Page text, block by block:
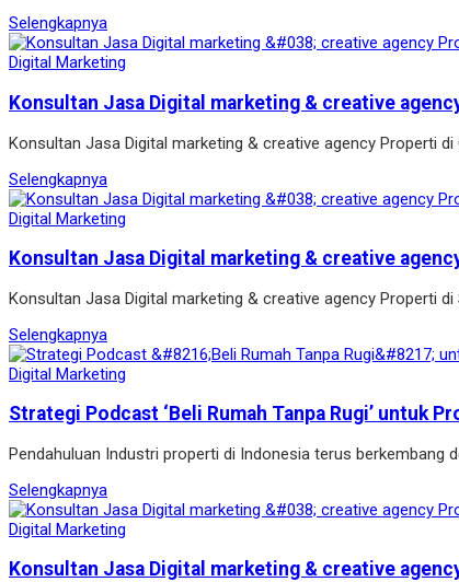
Selengkapnya
Digital Marketing
Konsultan Jasa Digital marketing & creative
Konsultan Jasa Digital marketing & creative agency Properti
Selengkapnya
Digital Marketing
Konsultan Jasa Digital marketing & creative
Konsultan Jasa Digital marketing & creative agency Properti
Selengkapnya
Digital Marketing
Strategi Podcast ‘Beli Rumah Tanpa Rugi’ untuk
Pendahuluan Industri properti di Indonesia terus berkembang
Selengkapnya
Digital Marketing
Konsultan Jasa Digital marketing & creative